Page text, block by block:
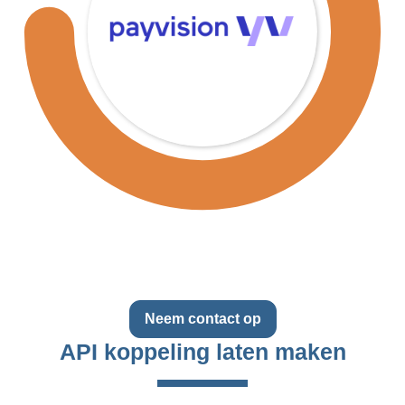
Neem contact op
API koppeling laten maken